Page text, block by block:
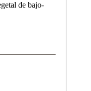
de bajo-